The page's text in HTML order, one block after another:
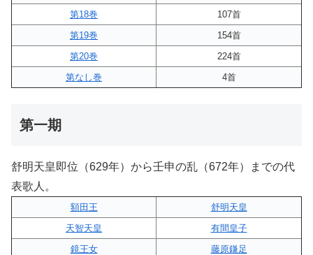
第18巻
107首
第19巻
154首
第20巻
224首
第なし巻
4首
第一期
舒明天皇即位（629年）から壬申の乱（672年）までの代
表歌人。
額田王
舒明天皇
天智天皇
有間皇子
鏡王女
藤原鎌足